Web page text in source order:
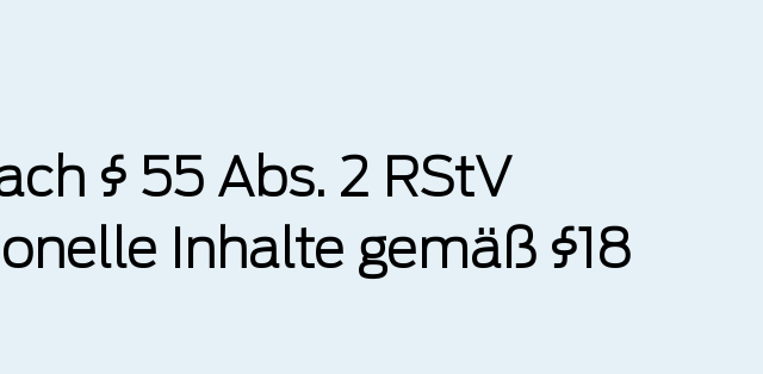
§ 55 Abs. 2 RStV
Inhalte gemäß §18